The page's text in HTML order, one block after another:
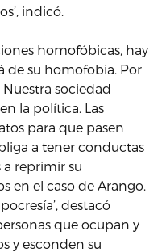
indicó.
homofóbicas, hay
de su homofobia. Por
sociedad
la política. Las
para que pasen
a tener conductas
reprimir su
en el caso de Arango.
destacó
que ocupan y
y esconden su